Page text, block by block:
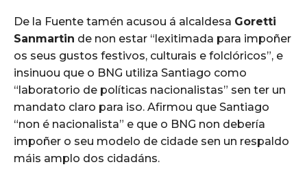
De la Fuente tamén acusou á alcaldesa Goretti
Sanmartin de non estar “lexitimada para impoñer
os seus gustos festivos, culturais e folclóricos”, e
insinuou que o BNG utiliza Santiago como
“laboratorio de políticas nacionalistas” sen ter un
mandato claro para iso. Afirmou que Santiago
“non é nacionalista” e que o BNG non debería
impoñer o seu modelo de cidade sen un respaldo
máis amplo dos cidadáns.